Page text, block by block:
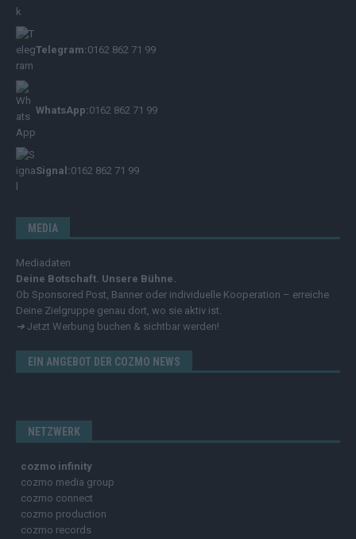
Telegram:0162 862 71 99
WhatsApp:0162 862 71 99
Signal:0162 862 71 99
MEDIA
Mediadaten
Deine Botschaft. Unsere Bühne.
Ob Sponsored Post, Banner oder individuelle Kooperation – erreiche
Deine Zielgruppe genau dort, wo sie aktiv ist.
➔ Jetzt Werbung buchen & sichtbar werden!
EIN ANGEBOT DER COZMO NEWS
NETZWERK
cozmo infinity
cozmo media group
cozmo connect
cozmo production
cozmo records